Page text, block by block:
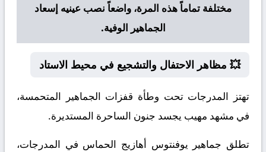
مختلفة تماماً هذه المرة، واضعاً نصب عينيه إسعاد
الجماهير الوفية.
💥 مظاهر الاحتفال والتشجيع في محيط الاستاد
تهتز المدرجات تحت وطأة قفزات الجماهير المتحمسة،
في مشهد مهيب يجسد جنون الساحرة المستديرة.
تطلق جماهير يوفنتوس أهازيج الحماس في المدرجات،